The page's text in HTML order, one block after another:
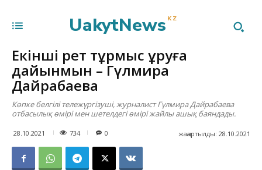
UakytNews KZ
Екінші рет тұрмыс құруға
дайынмын – Гүлмира
Дайрабаева
Көпке белгілі тележүргізуші, журналист Гүлмира Дайрабаева
отбасылық өмірі мен шетелдегі өмірі жайлы ашық баяндады.
28.10.2021 734 жаңартылды: 28.10.2021
0